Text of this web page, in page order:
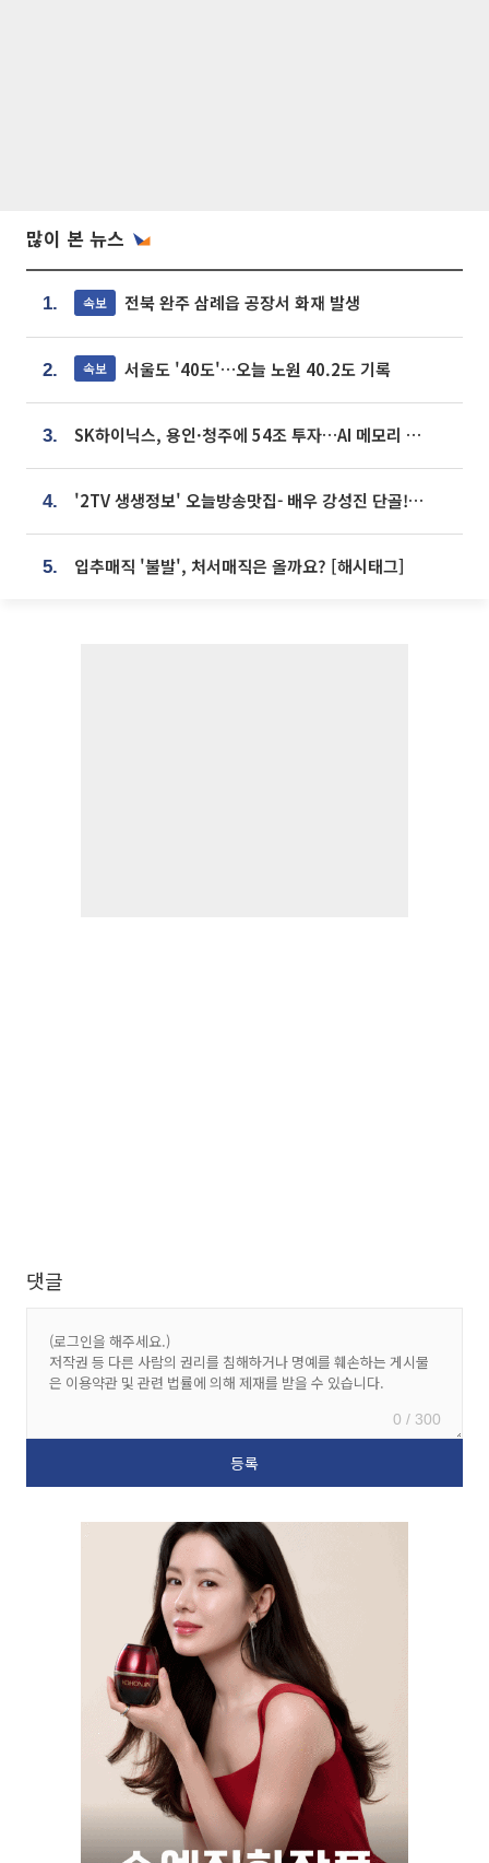
많이 본 뉴스
1. 속보 전북 완주 삼례읍 공장서 화재 발생
2. 속보 서울도 '40도'…오늘 노원 40.2도 기록
3. SK하이닉스, 용인·청주에 54조 투자…AI 메모리 생산기지 키운다
4. '2TV 생생정보' 오늘방송맛집- 배우 강성진 단골! 쌀국수ㆍ푸팟퐁 커리 맛집 '블○○○'
5. 입추매직 '불발', 처서매직은 올까요? [해시태그]
댓글
0 / 300